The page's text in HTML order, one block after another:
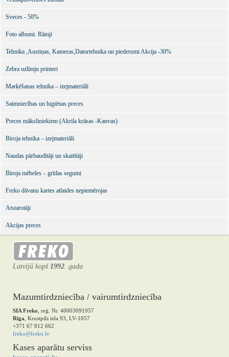
Sveces - 50%
Foto albumi. Rāmji
Tehnika ,Austiņas, Kameras,Datortehnika un piederumi Akcija -30%
Zebra uzlīmju printeri
Marķēšanas tehnika – izejmateriāli
Saimniecības un higiēnas preces
Preces māksliniekiem (Akrila krāsas -Kanvas)
Biroja tehnika – izejmateriāli
Naudas pārbaudītāji un skaitītāji
Biroja mēbeles – grīdas segumi
Freko dāvanu kartes atlaides nepiemērojas
Atstarotāji
Akcijas preces
Latvijā kopš 1992. gada
Mazumtirdzniecība / vairumtirdzniecība
SIA Freko , reģ. Nr. 40003091957
Rīga , Krustpils iela 93, LV-1057
+371 67 812 662
freko@freko.lv
Kases aparātu serviss